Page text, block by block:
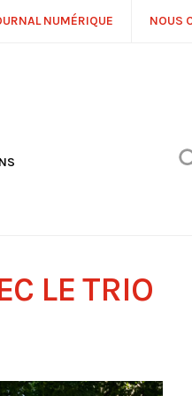
NUMÉRIQUE NOUS
LE TRIO